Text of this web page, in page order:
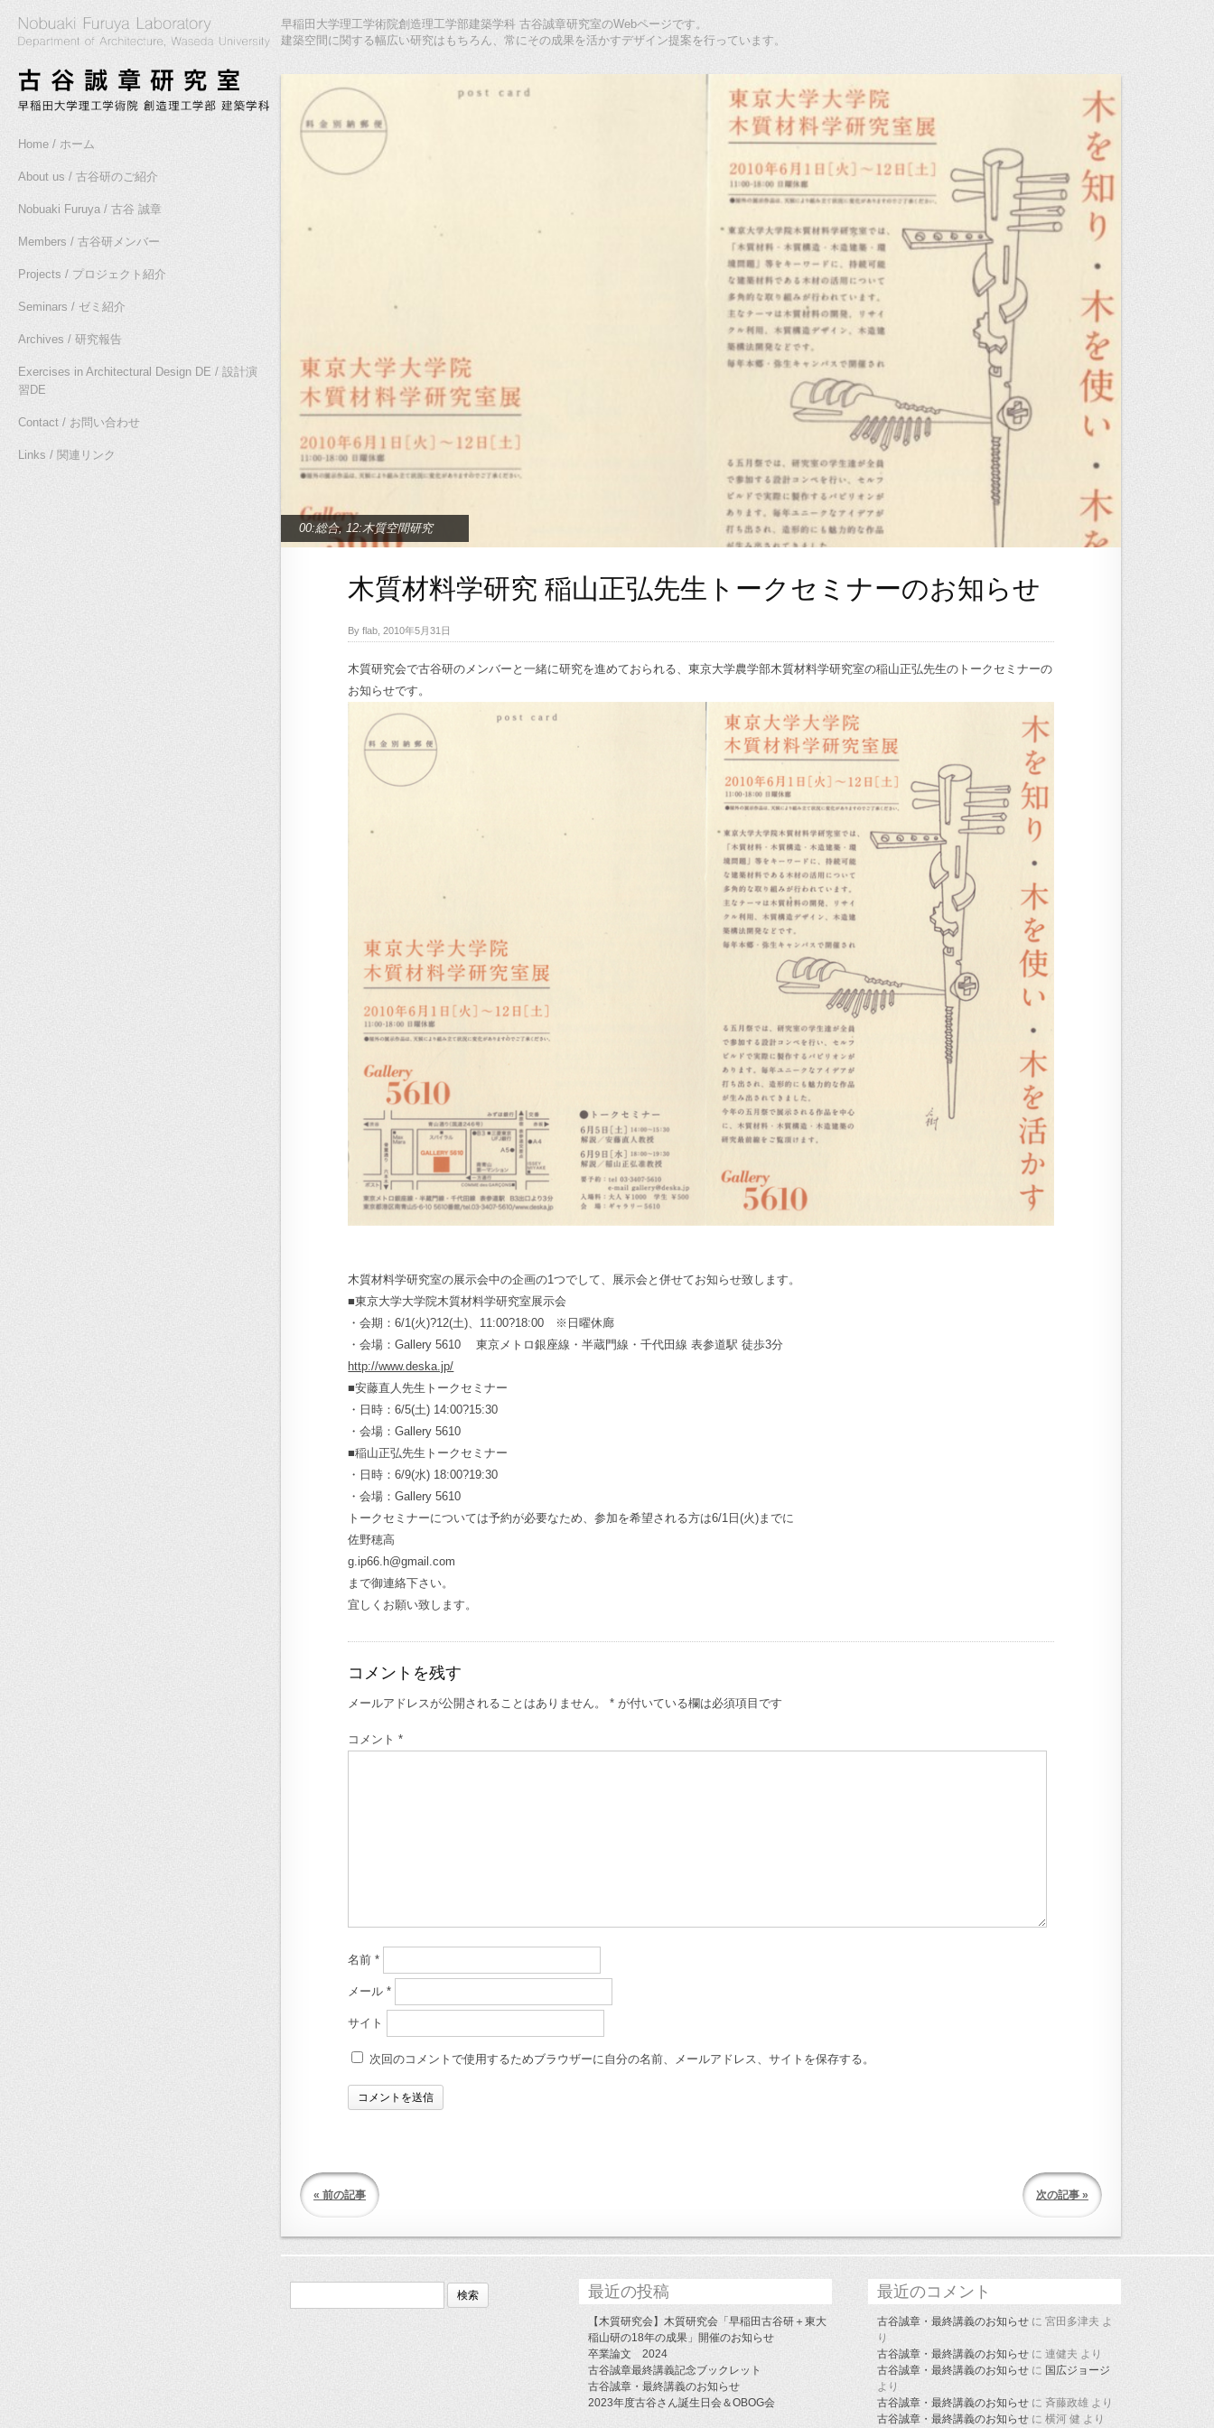
Home / ホーム
About us / 古谷研のご紹介
Nobuaki Furuya / 古谷 誠章
Members / 古谷研メンバー
Projects / プロジェクト紹介
Seminars / ゼミ紹介
Archives / 研究報告
Exercises in Architectural Design DE / 設計演
習DE
Contact / お問い合わせ
Links / 関連リンク
早稲田大学理工学術院創造理工学部建築学科 古谷誠章研究室のWebページです。
建築空間に関する幅広い研究はもちろん、常にその成果を活かすデザイン提案を行っています。
00:総合, 12:木質空間研究
木質材料学研究 稲山正弘先生トークセミナーのお知らせ
By flab, 2010年5月31日
木質研究会で古谷研のメンバーと一緒に研究を進めておられる、東京大学農学部木質材料学研究室の稲山正弘先生のトークセミナーの
お知らせです。
木質材料学研究室の展示会中の企画の1つでして、展示会と併せてお知らせ致します。
■東京大学大学院木質材料学研究室展示会
・会期：6/1(火)?12(土)、11:00?18:00 ※日曜休廊
・会場：Gallery 5610 東京メトロ銀座線・半蔵門線・千代田線 表参道駅 徒歩3分
http://www.deska.jp/
■安藤直人先生トークセミナー
・日時：6/5(土) 14:00?15:30
・会場：Gallery 5610
■稲山正弘先生トークセミナー
・日時：6/9(水) 18:00?19:30
・会場：Gallery 5610
トークセミナーについては予約が必要なため、参加を希望される方は6/1日(火)までに
佐野穂高
g.ip66.h@gmail.com
まで御連絡下さい。
宜しくお願い致します。
コメントを残す
メールアドレスが公開されることはありません。 * が付いている欄は必須項目です
コメント*
名前*
メール*
サイト
次回のコメントで使用するためブラウザーに自分の名前、メールアドレス、サイトを保存する。
« 前の記事 次の記事 »
検
最近の投稿
【木質研究会】木質研究会「早稲田古谷研＋東大
稲山研の18年の成果」開催のお知らせ
卒業論文 2024
古谷誠章最終講義記念ブックレット
古谷誠章・最終講義のお知らせ
2023年度古谷さん誕生日会＆OBOG会
最近のコメント
古谷誠章・最終講義のお知らせ に 宮田多津夫 よ
り
古谷誠章・最終講義のお知らせ に 連健夫 より
古谷誠章・最終講義のお知らせ に 国広ジョージ
より
古谷誠章・最終講義のお知らせ に 斉藤政雄 より
古谷誠章・最終講義のお知らせ に 横河 健 より